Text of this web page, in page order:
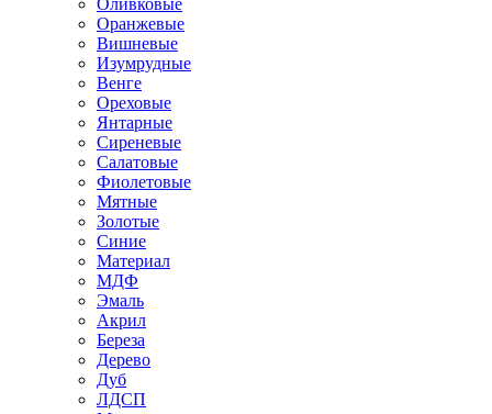
Оливковые
Оранжевые
Вишневые
Изумрудные
Венге
Ореховые
Янтарные
Сиреневые
Салатовые
Фиолетовые
Мятные
Золотые
Синие
Материал
МДФ
Эмаль
Акрил
Береза
Дерево
Дуб
ЛДСП